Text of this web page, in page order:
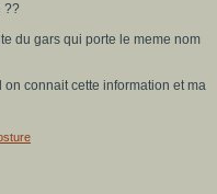
??
du gars qui porte le meme nom
on connait cette information et ma